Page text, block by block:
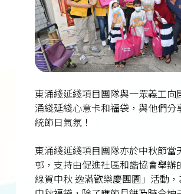
東涌綫延綫項目團隊與一眾義工向
涌綫延綫心意卡和福袋，與他們分
統節日氣氛！
東涌綫延綫項目團隊亦於中秋節當
邨，支持由促進社區和諧協會舉辦
線賀中秋 逸滿歡樂慶團園」活動